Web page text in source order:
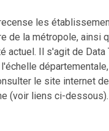
les
de la métropole, ainsi
actuel. Il s'agit de Data
le site internet
(voir liens ci-dessous).